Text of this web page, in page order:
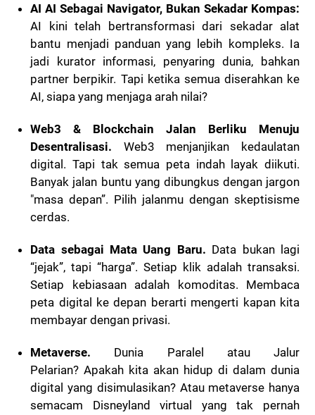
AI AI Sebagai Navigator, Bukan Sekadar Kompas:
AI kini telah bertransformasi dari sekadar alat
bantu menjadi panduan yang lebih kompleks. Ia
jadi kurator informasi, penyaring dunia, bahkan
partner berpikir. Tapi ketika semua diserahkan ke
AI, siapa yang menjaga arah nilai?
Web3 & Blockchain Jalan Berliku Menuju
Desentralisasi. Web3 menjanjikan kedaulatan
digital. Tapi tak semua peta indah layak diikuti.
Banyak jalan buntu yang dibungkus dengan jargon
"masa depan”. Pilih jalanmu dengan skeptisisme
cerdas.
Data sebagai Mata Uang Baru. Data bukan lagi
“jejak”, tapi “harga”. Setiap klik adalah transaksi.
Setiap kebiasaan adalah komoditas. Membaca
peta digital ke depan berarti mengerti kapan kita
membayar dengan privasi.
Metaverse. Dunia Paralel atau Jalur
Pelarian? Apakah kita akan hidup di dalam dunia
digital yang disimulasikan? Atau metaverse hanya
semacam Disneyland virtual yang tak pernah